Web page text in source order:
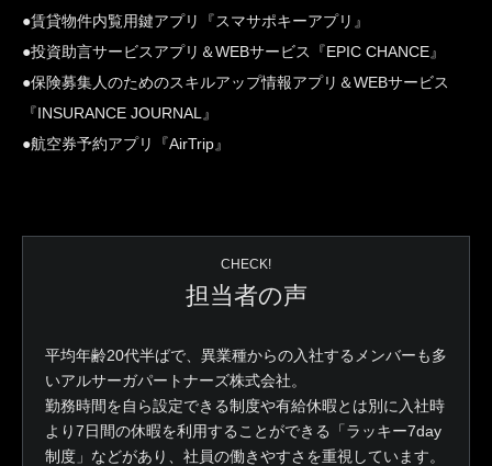
●賃貸物件内覧用鍵アプリ『スマサポキーアプリ』
●投資助言サービスアプリ＆WEBサービス『EPIC CHANCE』
●保険募集人のためのスキルアップ情報アプリ＆WEBサービス
『INSURANCE JOURNAL』
●航空券予約アプリ『AirTrip』
CHECK!
担当者の声
平均年齢20代半ばで、異業種からの入社するメンバーも多
いアルサーガパートナーズ株式会社。
勤務時間を自ら設定できる制度や有給休暇とは別に入社時
より7日間の休暇を利用することができる「ラッキー7day
制度」などがあり、社員の働きやすさを重視しています。